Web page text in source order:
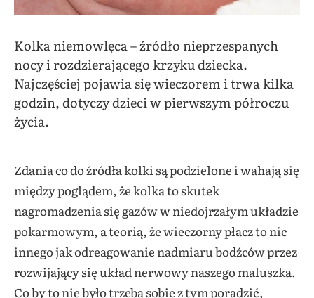
Kolka niemowlęca – źródło nieprzespanych
nocy i rozdzierającego krzyku dziecka.
Najczęściej pojawia się wieczorem i trwa kilka
godzin, dotyczy dzieci w pierwszym półroczu
życia.
Zdania co do źródła kolki są podzielone i wahają się
między poglądem, że kolka to skutek
nagromadzenia się gazów w niedojrzałym układzie
pokarmowym, a teorią, że wieczorny płacz to nic
innego jak odreagowanie nadmiaru bodźców przez
rozwijający się układ nerwowy naszego maluszka.
Co by to nie było trzeba sobie z tym poradzić,